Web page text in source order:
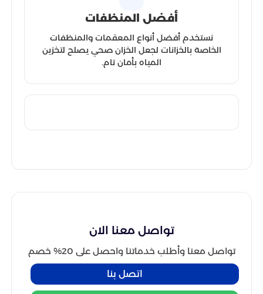
أفضل المنظفات
نستخدم أفضل أنواع المعقمات والمنظفات
الخاصة بالخزانات لجعل الخزان صحي يصلح لتخزين
المياه بأمان تام.
تواصل معنا الان
تواصل معنا وأطلب خدماتنا واحصل على 20% خصم
اتصل بنا